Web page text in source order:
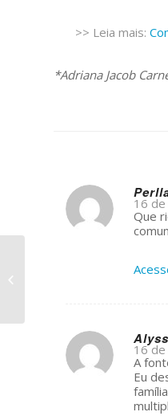
>> Leia mais:
*Adriana Jacob
s
ays:
16
Que
s
ays:
16
A
Eu
Nascimento: uma rosa